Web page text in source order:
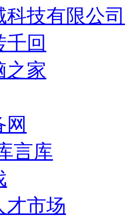
科技有限公司
千回
之家
言库
才市场